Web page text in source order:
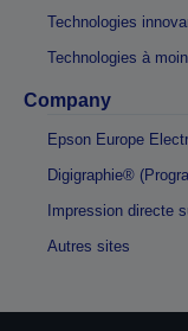
Technologies
Technologies à
Company
Epson Europe
Digigraphie®
Impression directe
Autres sites